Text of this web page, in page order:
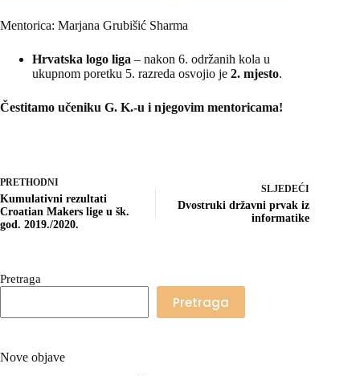
Mentorica: Marjana Grubišić Sharma
Hrvatska logo liga – nakon 6. održanih kola u
ukupnom poretku 5. razreda osvojio je 2. mjesto.
Čestitamo učeniku G. K.-u i njegovim mentoricama!
PRETHODNI
Kumulativni rezultati
Croatian Makers lige u šk.
god. 2019./2020.
SLJEDEĆI
Dvostruki državni prvak iz
informatike
Pretraga
Pretraga
Nove objave